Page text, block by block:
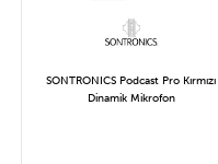
SONTRONICS Podcast Pro Kırmızı
Dinamik Mikrofon